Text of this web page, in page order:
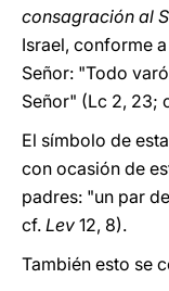
consagración al
Israel, conforme
Señor: "Todo
Señor" (Lc 2, 23;
El símbolo de
con ocasión de
padres: "un par
cf. Lev 12, 8).
También esto se